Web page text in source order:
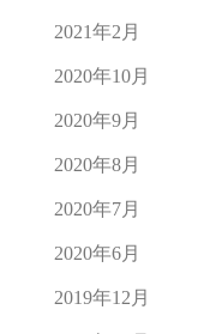
2021年2月
2020年10月
2020年9月
2020年8月
2020年7月
2020年6月
2019年12月